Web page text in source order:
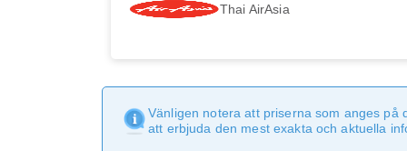
Thai AirAsia
Vänligen notera att priserna som anges
att erbjuda den mest exakta och aktuella